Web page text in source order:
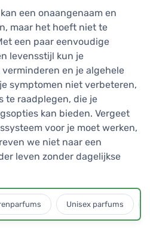
een onaangenaam en
maar het hoeft niet te
een paar eenvoudige
levensstijl kun je
en je algehele
symptomen niet verbeteren,
te raadplegen, die je
kan bieden. Vergeet
voor je moet werken,
we niet naar een
leven zonder dagelijkse
Unisex parfums